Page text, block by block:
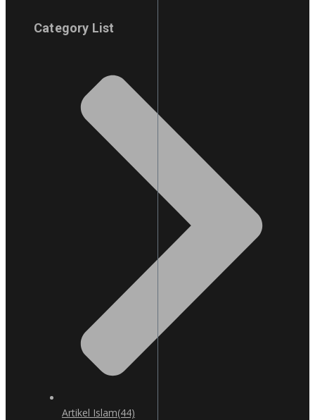
Category List
Artikel Islam(44)